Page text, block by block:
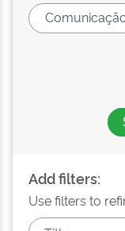
Add filters:
Use filters to